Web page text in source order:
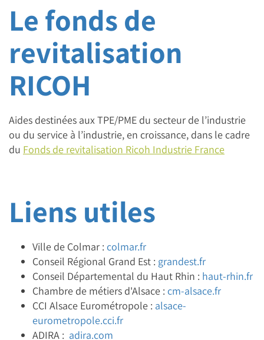
Le fonds de
revitalisation
RICOH
Aides destinées aux TPE/PME du secteur de l’industrie
ou du service à l’industrie, en croissance, dans le cadre
du Fonds de revitalisation Ricoh Industrie France
Liens utiles
Ville de Colmar : colmar.fr
Conseil Régional Grand Est : grandest.fr
Conseil Départemental du Haut Rhin : haut-rhin.fr
Chambre de métiers d'Alsace : cm-alsace.fr
CCI Alsace Eurométropole : alsace-
eurometropole.cci.fr
ADIRA : adira.com